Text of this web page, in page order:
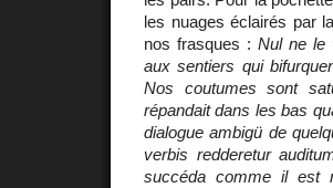
les nuages éclairés par
nos frasques : Nul ne le
aux sentiers qui
Nos coutumes sont
répandait dans les bas
dialogue ambigü de
verbis redderetur
succéda comme il est